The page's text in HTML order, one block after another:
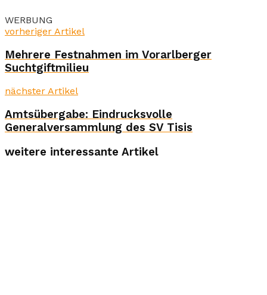
WERBUNG
vorheriger Artikel
Mehrere Festnahmen im Vorarlberger
Suchtgiftmilieu
nächster Artikel
Amtsübergabe: Eindrucksvolle
Generalversammlung des SV Tisis
weitere interessante Artikel